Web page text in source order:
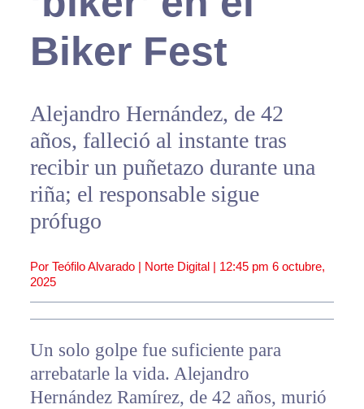
Biker Fest
Alejandro Hernández, de 42
años, falleció al instante tras
recibir un puñetazo durante una
riña; el responsable sigue
prófugo
Por Teófilo Alvarado | Norte Digital | 12:45 pm 6 octubre,
2025
Un solo golpe fue suficiente para
arrebatarle la vida. Alejandro
Hernández Ramírez, de 42 años, murió